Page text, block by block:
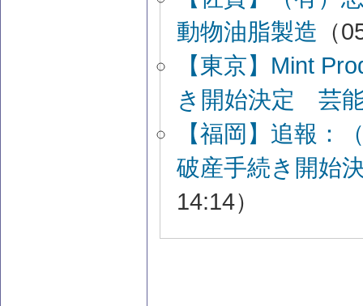
動物油脂製造 （
【東京】Mint
き開始決定 芸
【福岡】追報：
破産手続き開始
14:14）